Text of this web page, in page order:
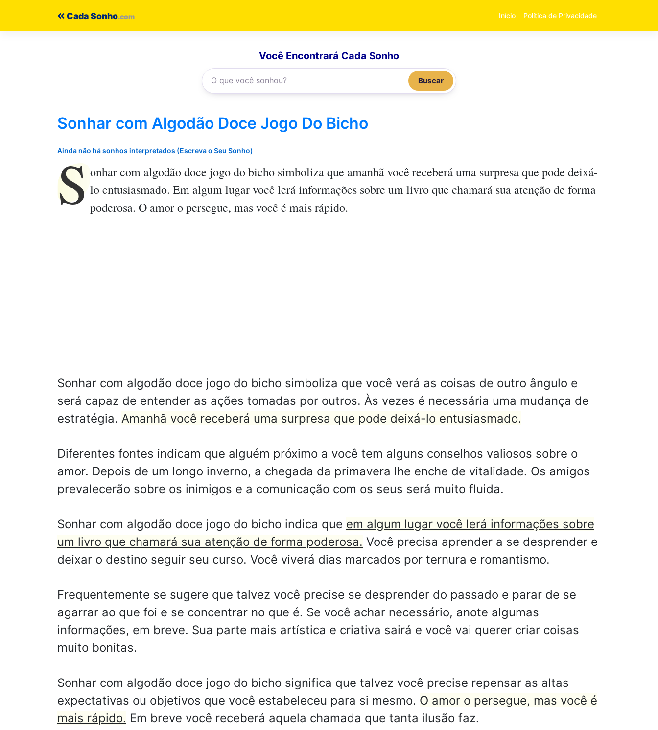
Cada Sonho Início Política de Privacidade
Você Encontrará Cada Sonho
Buscar
Sonhar com Algodão Doce Jogo Do Bicho
Ainda não há sonhos interpretados (Escreva o Seu Sonho)
S onhar com algodão doce jogo do bicho simboliza que amanhã você receberá uma surpresa que pode deixá-
lo entusiasmado. Em algum lugar você lerá informações sobre um livro que chamará sua atenção de forma
poderosa. O amor o persegue, mas você é mais rápido.
Sonhar com algodão doce jogo do bicho simboliza que você verá as coisas de outro ângulo e
será capaz de entender as ações tomadas por outros. Às vezes é necessária uma mudança de
estratégia. Amanhã você receberá uma surpresa que pode deixá-lo entusiasmado.
Diferentes fontes indicam que alguém próximo a você tem alguns conselhos valiosos sobre o
amor. Depois de um longo inverno, a chegada da primavera lhe enche de vitalidade. Os amigos
prevalecerão sobre os inimigos e a comunicação com os seus será muito fluida.
Sonhar com algodão doce jogo do bicho indica que em algum lugar você lerá informações sobre
um livro que chamará sua atenção de forma poderosa. Você precisa aprender a se desprender e
deixar o destino seguir seu curso. Você viverá dias marcados por ternura e romantismo.
Frequentemente se sugere que talvez você precise se desprender do passado e parar de se
agarrar ao que foi e se concentrar no que é. Se você achar necessário, anote algumas
informações, em breve. Sua parte mais artística e criativa sairá e você vai querer criar coisas
muito bonitas.
Sonhar com algodão doce jogo do bicho significa que talvez você precise repensar as altas
expectativas ou objetivos que você estabeleceu para si mesmo. O amor o persegue, mas você é
mais rápido. Em breve você receberá aquela chamada que tanta ilusão faz.